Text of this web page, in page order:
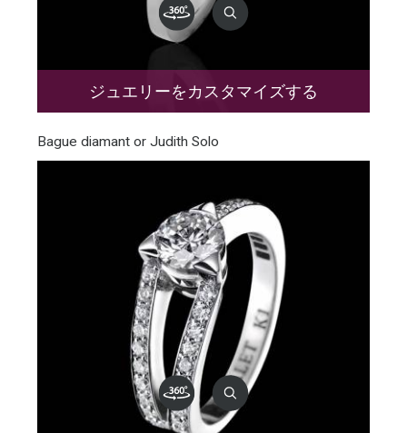
ジュエリーをカスタマイズする
Bague diamant or Judith Solo